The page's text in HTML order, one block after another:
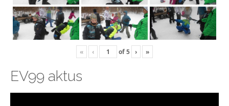
« ‹ of5 › »
EV99 aktus